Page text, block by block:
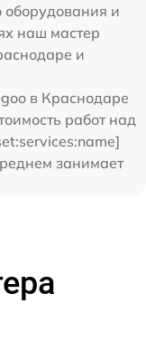
оборудования и
наш мастер
и
в Краснодаре
работ над
занимает